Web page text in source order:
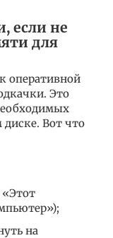
если не
для
оперативной
Это
Вот что
на